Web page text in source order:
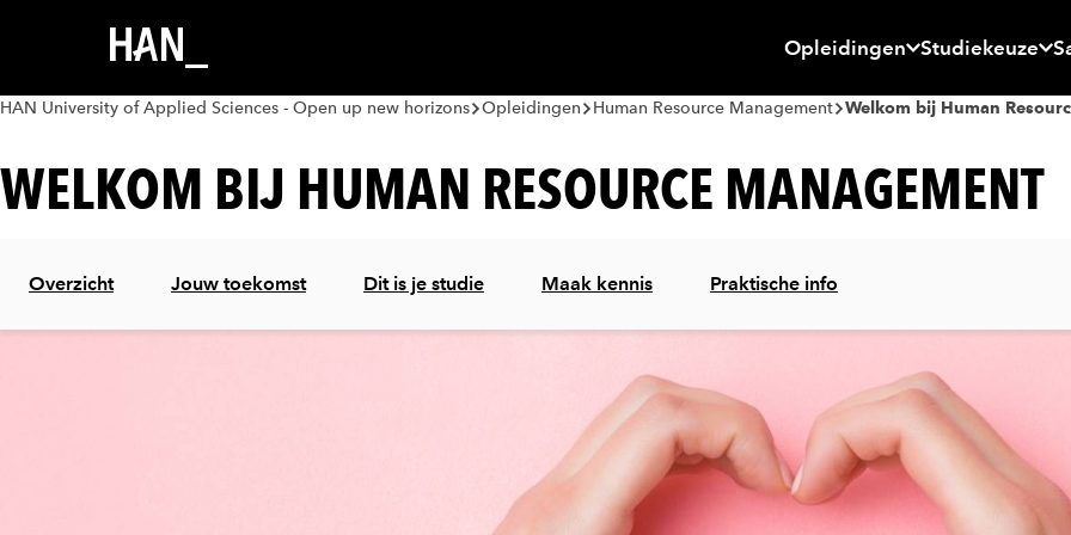
Opleidingen Studiekeuze
HAN University of Applied Sciences - Open up new horizons Opleidingen Human Resource Management Welkom bij Human
WELKOM BIJ HUMAN RESOURCE MANAGEMENT
Overzicht Jouw toekomst Dit is je studie Maak kennis Praktische info